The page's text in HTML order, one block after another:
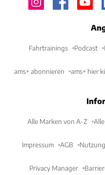
Fahrtrainings Podcast
ams+ abonnieren ams+ hier
Alle Marken von A-Z
Impressum AGB
Privacy Manager